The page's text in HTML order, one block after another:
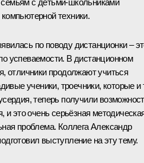
техники.
по поводу дистанционки –
успеваемости. В дистанционном
отличники продолжают учиться
ученики, троечники, которые и
теперь получили
и это очень серьёзная
проблема. Коллега Александр
выступление на эту тему.